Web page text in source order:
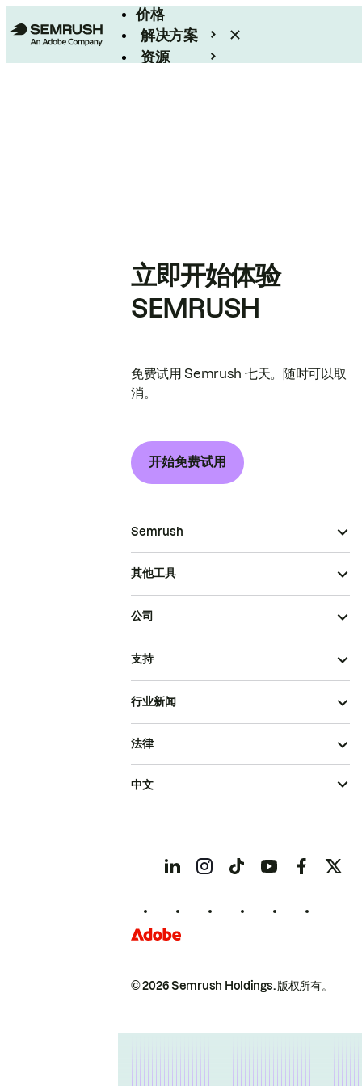
价格
解决方案
资源
立即开始体验
SEMRUSH
免费试用 Semrush 七天。随时可以取
消。
开始免费试用
Semrush
其他工具
公司
支持
行业新闻
© 2026 Semrush Holdings.版权所有。
法律
中文